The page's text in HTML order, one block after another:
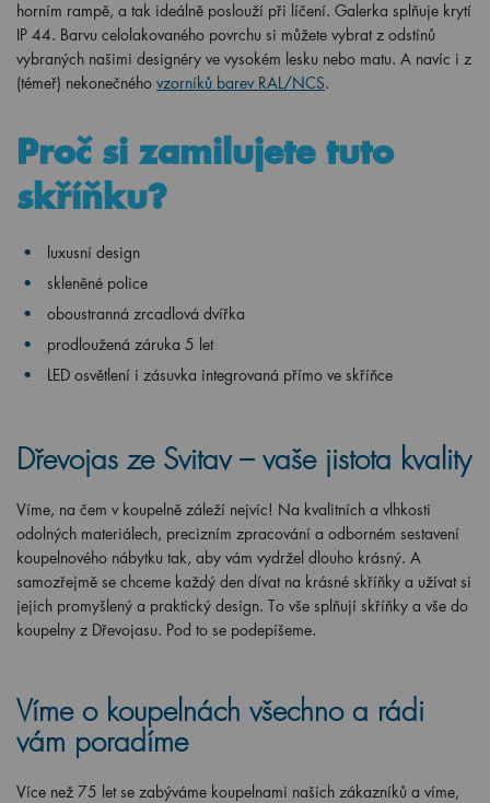
horním rampě, a tak ideálně poslouží při líčení. Galerka splňuje krytí
IP 44. Barvu celolakovaného povrchu si můžete vybrat z odstínů
vybraných našimi designéry ve vysokém lesku nebo matu. A navíc i z
(témeř) nekonečného vzorníků barev RAL/NCS.
Proč si zamilujete tuto
skříňku?
luxusní design
skleněné police
oboustranná zrcadlová dvířka
prodloužená záruka 5 let
LED osvětlení i zásuvka integrovaná přímo ve skříňce
Dřevojas ze Svitav – vaše jistota kvality
Víme, na čem v koupelně záleží nejvíc! Na kvalitních a vlhkosti
odolných materiálech, precizním zpracování a odborném sestavení
koupelnového nábytku tak, aby vám vydržel dlouho krásný. A
samozřejmě se chceme každý den dívat na krásné skříňky a užívat si
jejich promyšlený a praktický design. To vše splňují skříňky a vše do
koupelny z Dřevojasu. Pod to se podepíšeme.
Víme o koupelnách všechno a rádi
vám poradíme
Více než 75 let se zabýváme koupelnami našich zákazníků a víme,